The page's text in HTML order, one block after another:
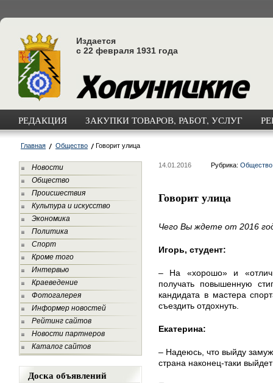
Издается
с 22 февраля 1931 года
РЕДАКЦИЯ ЗАКУПКИ ТОВАРОВ, РАБОТ, УСЛУГ
Главная Общество Говорит улица
Новости
Общество
Происшествия
Культура и искусство
Экономика
Политика
Спорт
Кроме того
Интервью
Краеведение
Фотогалерея
Информер новостей
Рейтинг сайтов
Новости партнеров
Каталог сайтов
Доска объявлений
14.01.2016 Рубрика: Общество
Говорит улица
Чего Вы ждете от 2016
Игорь, студент:
– На «хорошо» и
получать повышенную
кандидата в мастера
съездить отдохнуть.
Екатерина:
– Надеюсь, что выйду
страна наконец-таки